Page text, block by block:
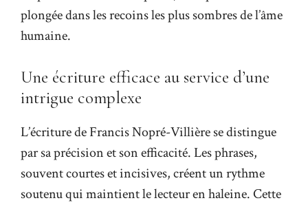
plongée dans les recoins les plus sombres de l’âme
humaine.
Une écriture efficace au service d’une
intrigue complexe
L’écriture de Francis Nopré-Villière se distingue
par sa précision et son efficacité. Les phrases,
souvent courtes et incisives, créent un rythme
soutenu qui maintient le lecteur en haleine. Cette